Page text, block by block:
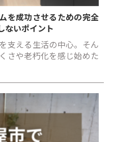
を成功させるための完全
ないポイント
支える生活の中心。そん
さや老朽化を感じ始めた